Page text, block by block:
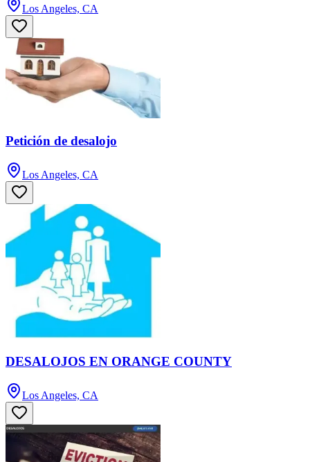
Los Angeles, CA
Petición de desalojo
Los Angeles, CA
DESALOJOS EN ORANGE COUNTY
Los Angeles, CA